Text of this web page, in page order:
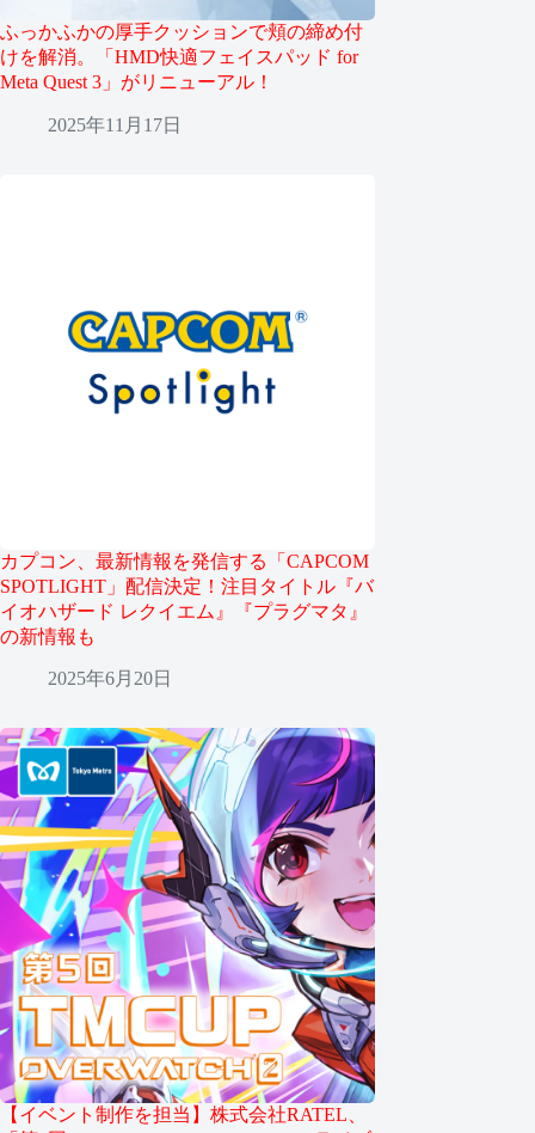
ふっかふかの厚手クッションで頬の締め付
けを解消。「HMD快適フェイスパッド for
Meta Quest 3」がリニューアル！
2025年11月17日
カプコン、最新情報を発信する「CAPCOM
SPOTLIGHT」配信決定！注目タイトル『バ
イオハザード レクイエム』『プラグマタ』
の新情報も
2025年6月20日
【イベント制作を担当】株式会社RATEL、